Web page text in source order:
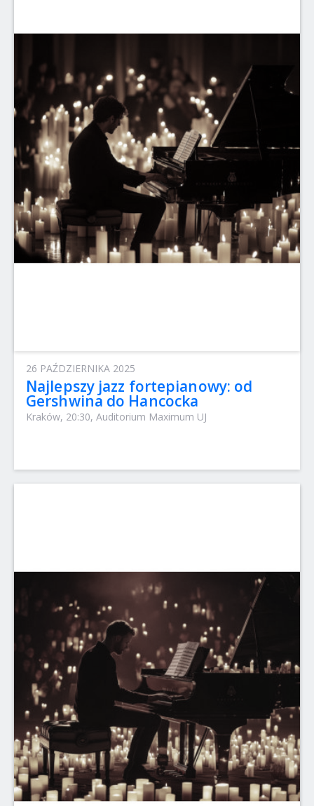
26 PAŹDZIERNIKA 2025
Najlepszy jazz fortepianowy: od
Gershwina do Hancocka
Kraków, 20:30, Auditorium Maximum UJ